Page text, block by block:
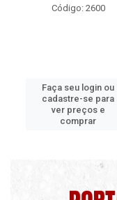
Código: 2600
Faça seu login ou
cadastre-se para
ver preços e
comprar